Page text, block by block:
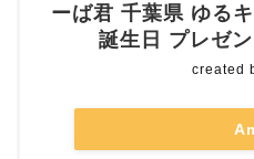
ーば君 千葉県 ゆる
誕生日 プレゼ
created